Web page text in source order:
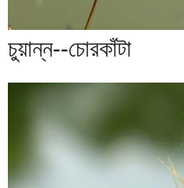
চুয়ান্ন--চোরকাঁটা